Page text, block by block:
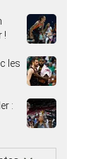
!
les
: